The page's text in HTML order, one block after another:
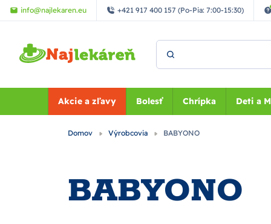
Preskočiť na hlavný obsah
info@najlekaren.eu +421 917 400 157 (Po-Pia: 7:00-15:30)
Akcie a zľavy Bolesť Chrípka Deti a
Domov Výrobcovia BABYONO
BABYONO